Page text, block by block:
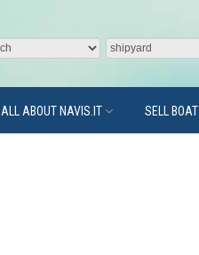
ALL ABOUT NAVIS.IT SELL BOAT